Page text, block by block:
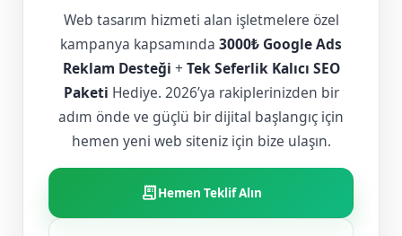
Web tasarım hizmeti alan işletmelere özel
kampanya kapsamında 3000₺ Google Ads
Reklam Desteği + Tek Seferlik Kalıcı SEO
Paketi Hediye. 2026’ya rakiplerinizden bir
adım önde ve güçlü bir dijital başlangıç için
hemen yeni web siteniz için bize ulaşın.
receipt_longHemen Teklif Alın